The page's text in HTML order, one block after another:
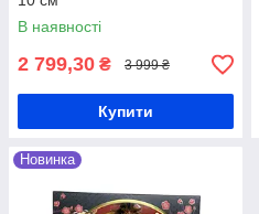
В наявності
2 799,30 ₴ 3 999 ₴
Купити
Новинка